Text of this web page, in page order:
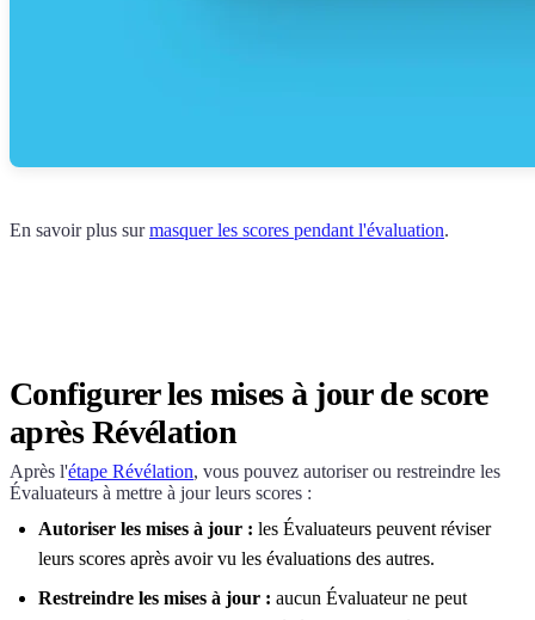
En savoir plus surmasquer les scores pendant l'évaluation.
Configurer les mises à jour de score
après Révélation
Après l'étape Révélation, vous pouvez autoriser ou restreindre les
Évaluateurs à mettre à jour leurs scores :
Autoriser les mises à jour : les Évaluateurs peuvent réviser
leurs scores après avoir vu les évaluations des autres.
Restreindre les mises à jour : aucun Évaluateur ne peut